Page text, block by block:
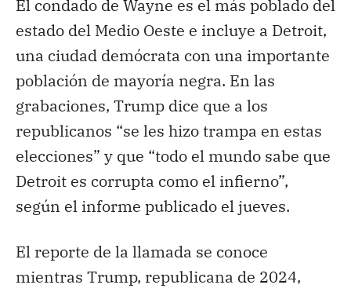
El condado de Wayne es el más poblado del
estado del Medio Oeste e incluye a Detroit,
una ciudad demócrata con una importante
población de mayoría negra. En las
grabaciones, Trump dice que a los
republicanos “se les hizo trampa en estas
elecciones” y que “todo el mundo sabe que
Detroit es corrupta como el infierno”,
según el informe publicado el jueves.
El reporte de la llamada se conoce
mientras Trump, republicana de 2024,